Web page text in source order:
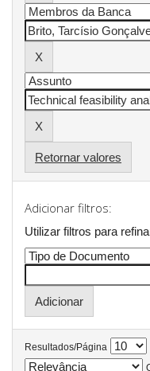
Retornar valores
Adicionar filtros:
Utilizar filtros para
Resultados/Página